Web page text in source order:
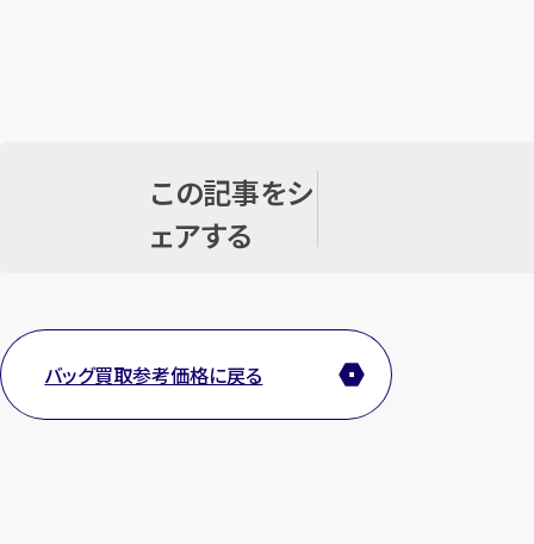
この記事をシ
ェアする
バッグ買取参考価格に戻る